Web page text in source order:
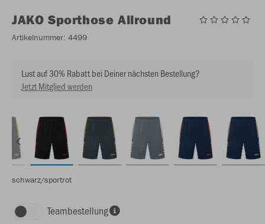
JAKO Sporthose Allround
Artikelnummer: 4499
Lust auf 30% Rabatt bei Deiner nächsten Bestellung?
Jetzt Mitglied werden
schwarz/sportrot
Teambestellung